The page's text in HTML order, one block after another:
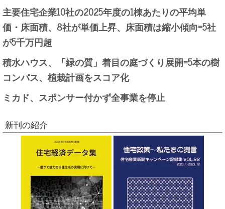
主要住宅企業10社の2025年度の1棟あたりの平均単
価・床面積、8社が単価上昇、床面積は縮小傾向=5社
が5千万円超
積水ハウス、「緑の質」着目の庭づくり展開=5本の樹
コンパス、植栽計画をスコア化
ミカド、スポンサー付かず全事業を停止
新刊の紹介